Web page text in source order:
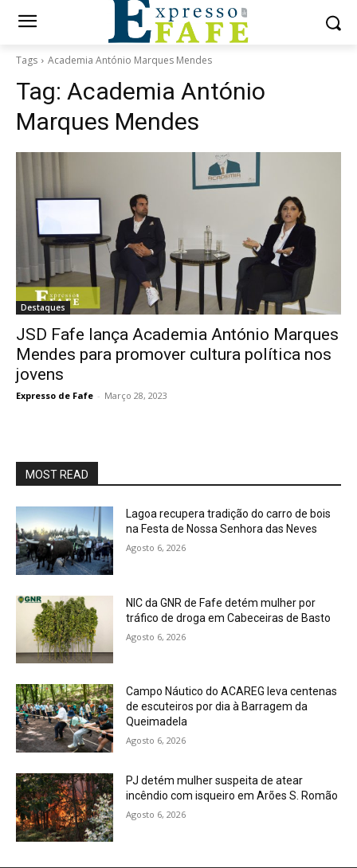
Tags Academia António Marques Mendes
Tag: Academia António
Marques Mendes
Destaques
JSD Fafe lança Academia António Marques
Mendes para promover cultura política nos
jovens
Expresso de Fafe - Março 28, 2023
MOST READ
Lagoa recupera tradição do carro de bois
na Festa de Nossa Senhora das Neves
Agosto 6, 2026
NIC da GNR de Fafe detém mulher por
tráfico de droga em Cabeceiras de Basto
Agosto 6, 2026
Campo Náutico do ACAREG leva centenas
de escuteiros por dia à Barragem da
Queimadela
Agosto 6, 2026
PJ detém mulher suspeita de atear
incêndio com isqueiro em Arões S. Romão
Agosto 6, 2026